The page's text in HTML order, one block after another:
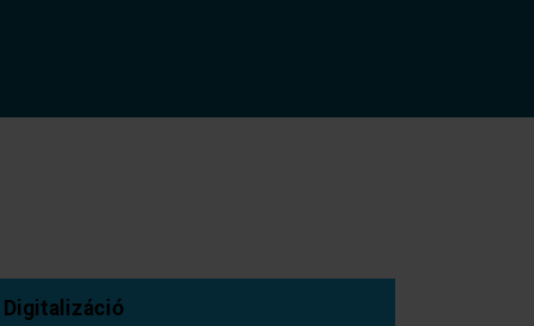
Digitalizáció